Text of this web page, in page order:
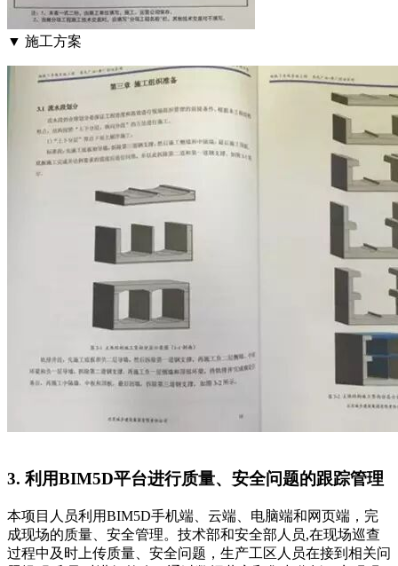
▼ 施工方案
3. 利用BIM5D平台进行质量、安全问题的跟踪管理
本项目人员利用BIM5D手机端、云端、电脑端和网页端，完
成现场的质量、安全管理。技术部和安全部人员,在现场巡查
过程中及时上传质量、安全问题，生产工区人员在接到相关问